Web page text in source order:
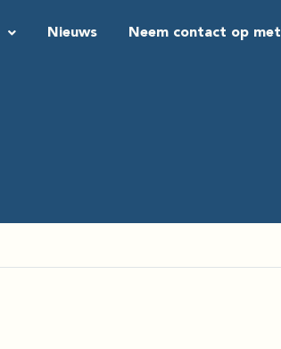
Nieuws Neem contact op met